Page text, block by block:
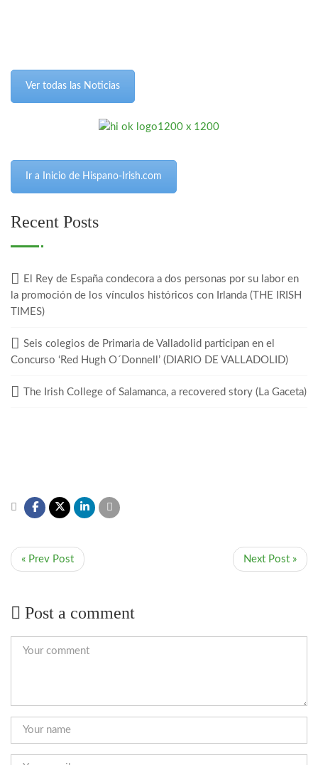
Ver todas las Noticias
Ir a Inicio de Hispano-Irish.com
Recent Posts
El Rey de España condecora a dos personas por su labor en
la promoción de los vínculos históricos con Irlanda (THE IRISH
TIMES)
Seis colegios de Primaria de Valladolid participan en el
Concurso ‘Red Hugh O´Donnell’ (DIARIO DE VALLADOLID)
The Irish College of Salamanca, a recovered story (La Gaceta)
« Prev Post Next Post »
Post a comment